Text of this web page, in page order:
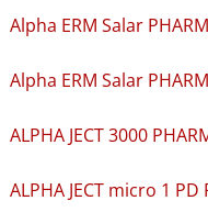
Alpha ERM Salar
Alpha ERM Salar
ALPHA JECT 3000
ALPHA JECT micro 1 PD